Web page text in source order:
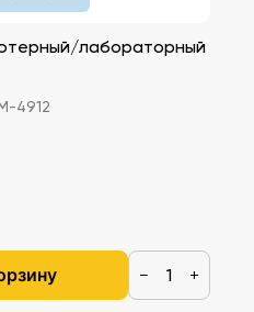
лабораторный
4912
− +